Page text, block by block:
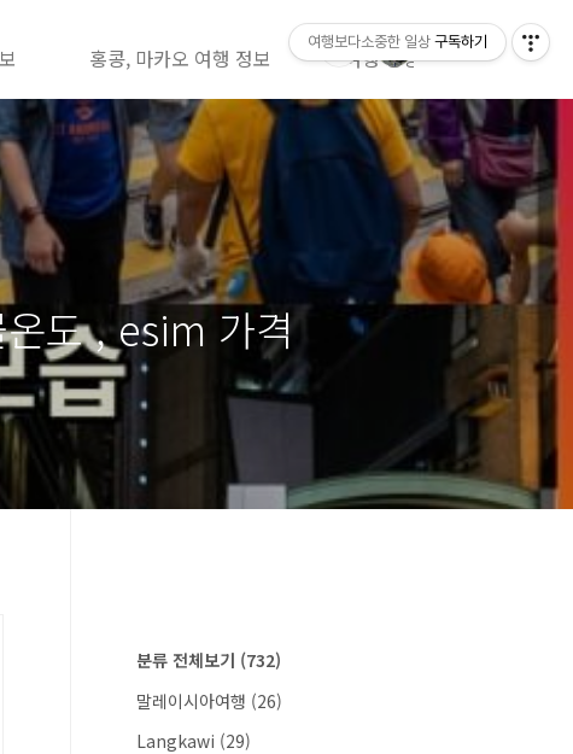
홍콩, 마카오 여행 정보 여행 영상정보( 유투브)
도 , esim 가격
분류 전체보기 (732)
말레이시아여행 (26)
Langkawi (29)
여행보다소중한 일상 구독하기